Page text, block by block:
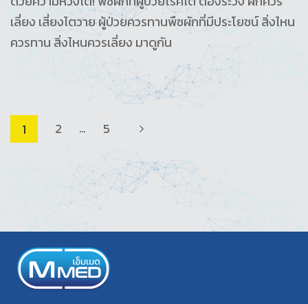
เลี่ยง เสี่ยงไตวาย ผู้ป่วยควรทานพืชผักที่มีประโยชน์ สิ่งไหน
ควรทาน สิ่งไหนควรเลี่ยง มาดูกัน
1 2 …
5